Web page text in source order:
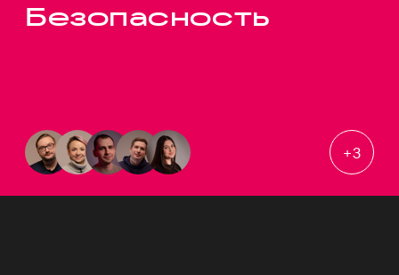
Безопасность
+3